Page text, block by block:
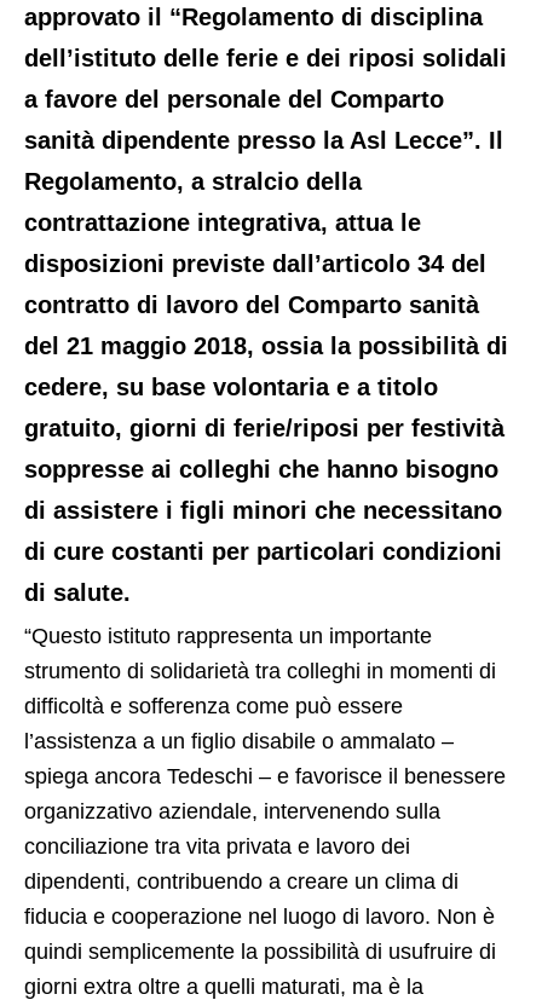
approvato il “Regolamento di disciplina
dell’istituto delle ferie e dei riposi solidali
a favore del personale del Comparto
sanità dipendente presso la Asl Lecce”. Il
Regolamento, a stralcio della
contrattazione integrativa, attua le
disposizioni previste dall’articolo 34 del
contratto di lavoro del Comparto sanità
del 21 maggio 2018, ossia la possibilità di
cedere, su base volontaria e a titolo
gratuito, giorni di ferie/riposi per festività
soppresse ai colleghi che hanno bisogno
di assistere i figli minori che necessitano
di cure costanti per particolari condizioni
di salute.
“Questo istituto rappresenta un importante
strumento di solidarietà tra colleghi in momenti di
difficoltà e sofferenza come può essere
l’assistenza a un figlio disabile o ammalato –
spiega ancora Tedeschi – e favorisce il benessere
organizzativo aziendale, intervenendo sulla
conciliazione tra vita privata e lavoro dei
dipendenti, contribuendo a creare un clima di
fiducia e cooperazione nel luogo di lavoro. Non è
quindi semplicemente la possibilità di usufruire di
giorni extra oltre a quelli maturati, ma è la